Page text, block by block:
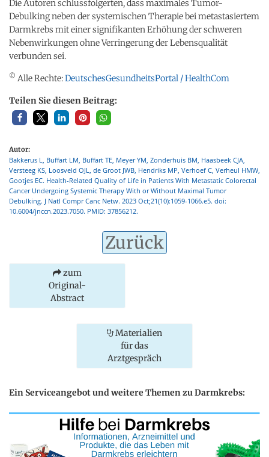
Die Autoren schlussfolgerten, dass maximales Tumor-
Debulking neben der systemischen Therapie bei metastasiertem
Darmkrebs mit einer signifikanten Erhöhung der schweren
Nebenwirkungen ohne Verringerung der Lebensqualität
verbunden sei.
© Alle Rechte:DeutschesGesundheitsPortal / HealthCom
Teilen Sie diesen Beitrag:
Autor:
Bakkerus L, Buffart LM, Buffart TE, Meyer YM, Zonderhuis BM, Haasbeek CJA,
Versteeg KS, Loosveld OJL, de Groot JWB, Hendriks MP, Verhoef C, Verheul HMW,
Gootjes EC. Health-Related Quality of Life in Patients With Metastatic Colorectal
Cancer Undergoing Systemic Therapy With or Without Maximal Tumor
Debulking. J Natl Compr Canc Netw. 2023 Oct;21(10):1059-1066.e5. doi:
10.6004/jnccn.2023.7050. PMID: 37856212.
Zurück
zum
Original-
Abstract
Materialien
für das
Arztgespräch
Ein Serviceangebot und weitere Themen zu Darmkrebs: